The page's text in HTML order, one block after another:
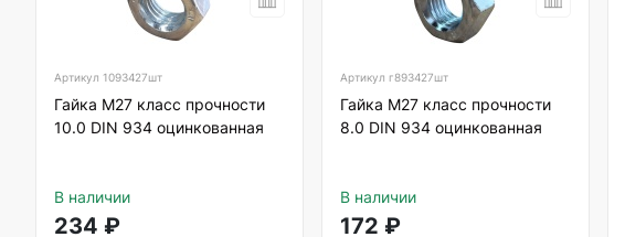
Артикул 1093427шт
Гайка М27 класс прочности
10.0 DIN 934 оцинкованная
В наличии
234 ₽
Артикулг893427шт
Гайка М27 класс прочности
8.0 DIN 934 оцинкованная
В наличии
172 ₽